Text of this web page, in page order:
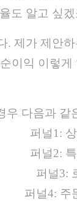
도 알고 싶
제가 제안
이익 이렇
우 다음과 같
퍼널1:
퍼널2:
퍼널3:
퍼널4: 주